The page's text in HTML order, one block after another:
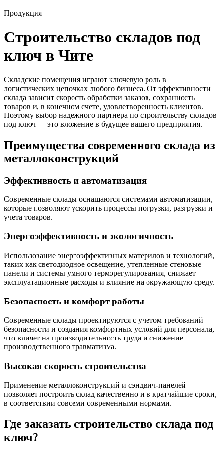
Продукция
Строительство складов под
ключ в Чите
Складские помещения играют ключевую роль в
логистических цепочках любого бизнеса. От эффективности
склада зависит скорость обработки заказов, сохранность
товаров и, в конечном счете, удовлетворенность клиентов.
Поэтому выбор надежного партнера по строительству складов
под ключ — это вложение в будущее вашего предприятия.
Преимущества современного склада из
металлоконструкций
Эффективность и автоматизация
Современные склады оснащаются системами автоматизации,
которые позволяют ускорить процессы погрузки, разгрузки и
учета товаров.
Энергоэффективность и экологичность
Использование энергоэффективных материлов и технологий,
таких как светодиодное освещение, утепленные стеновые
панели и системы умного терморегулирования, снижает
эксплуатационные расходы и влияние на окружающую среду.
Безопасность и комфорт работы
Современные склады проектируются с учетом требований
безопасности и создания комфортных условий для персонала,
что влияет на производительность труда и снижение
производственного травматизма.
Высокая скорость строительства
Применение металлоконструкций и сэндвич-панелей
позволяет построить склад качественно и в кратчайшие сроки,
в соответствии совсеми современными нормами.
Где заказать строительство склада под
ключ?